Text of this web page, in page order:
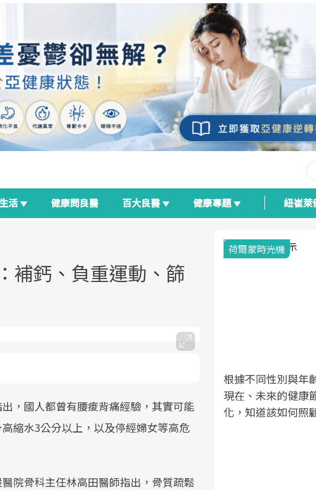
生活 健康問良醫 百大良醫 健康專題 紐崔萊
補鈣、負重運動、篩
，國人都曾有腰痠背痛經驗，其實可能
縮水3公分以上，以及停經婦女等高危
院骨科主任林高田醫師指出，骨質疏鬆
政策如「健康台灣推動委員會」與「長
照3.0」的推進，「預防醫學」已成全民
狀況、啟動健康管理的重要起點。
全面啟動你的健康革命！
建立對亞健康的認知，進而引導實際的
改善行動。
荷爾蒙時光機
根據不同性別與年
現在、未來的健康
化，知道該如何照